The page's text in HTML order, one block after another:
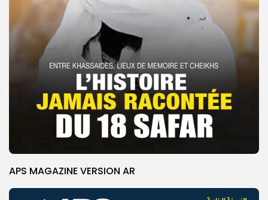
APS MAGAZINE VERSION AR